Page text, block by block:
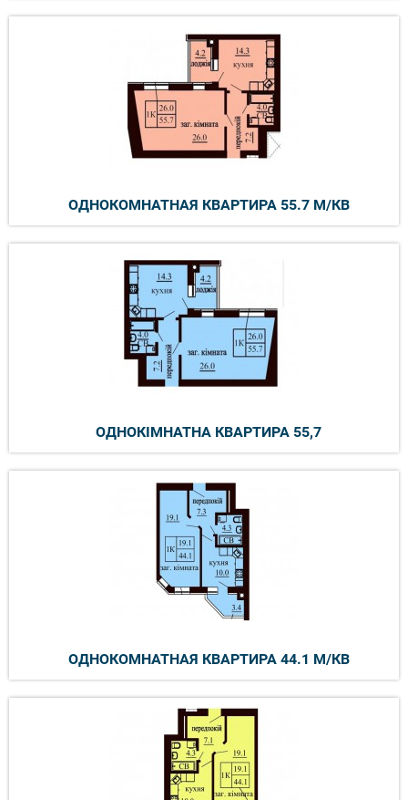
ОДНОКОМНАТНАЯ КВАРТИРА 55.7 М/КВ
ОДНОКІМНАТНА КВАРТИРА 55,7
ОДНОКОМНАТНАЯ КВАРТИРА 44.1 М/КВ